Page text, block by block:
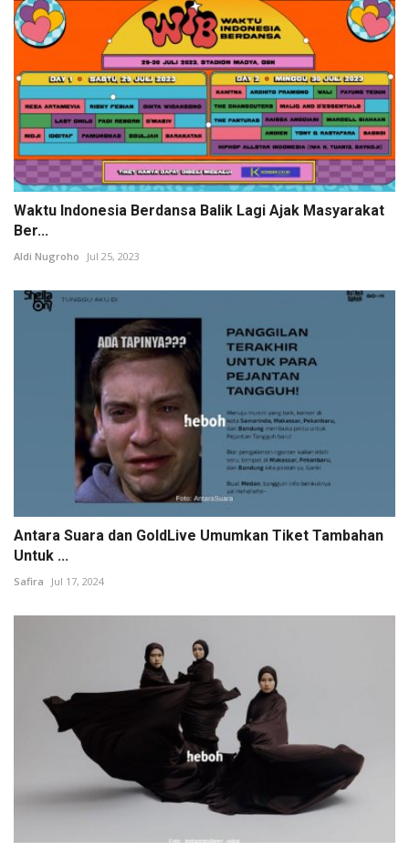
Waktu Indonesia Berdansa Balik Lagi Ajak Masyarakat
Ber...
Aldi Nugroho Jul 25, 2023
Antara Suara dan GoldLive Umumkan Tiket Tambahan
Untuk ...
Safira Jul 17, 2024